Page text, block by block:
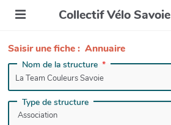
Collectif Vélo Savoie
Saisir une fiche : Annuaire
Nom de la structure
Type de structure